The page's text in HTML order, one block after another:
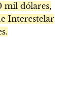
mil dólares,
Interestelar